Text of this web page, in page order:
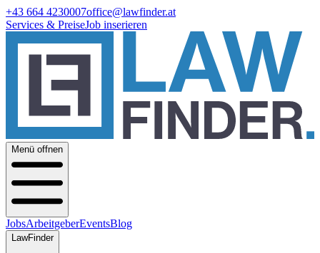
+43 664 4230007office@lawfinder.at
Services & PreiseJob inserieren
Menü offnen
JobsArbeitgeberEventsBlog
LawFinder